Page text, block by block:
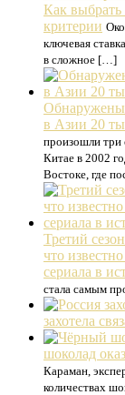
Как выбрать
критерии
ключевая
в сложное […]
Обнаружены
в Азии 20
произошли три
Китае в 2002
Востоке, где
Третий
что
сериала в
стала самым
захотела
шоколад
Караман,
количествах